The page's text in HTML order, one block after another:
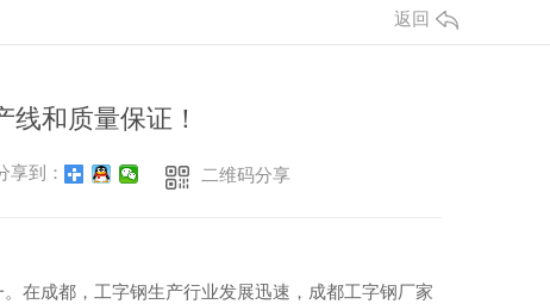
返回
和质量保证！
享到： 二维码分享
在成都，工字钢生产行业发展迅速，成都工字钢厂家